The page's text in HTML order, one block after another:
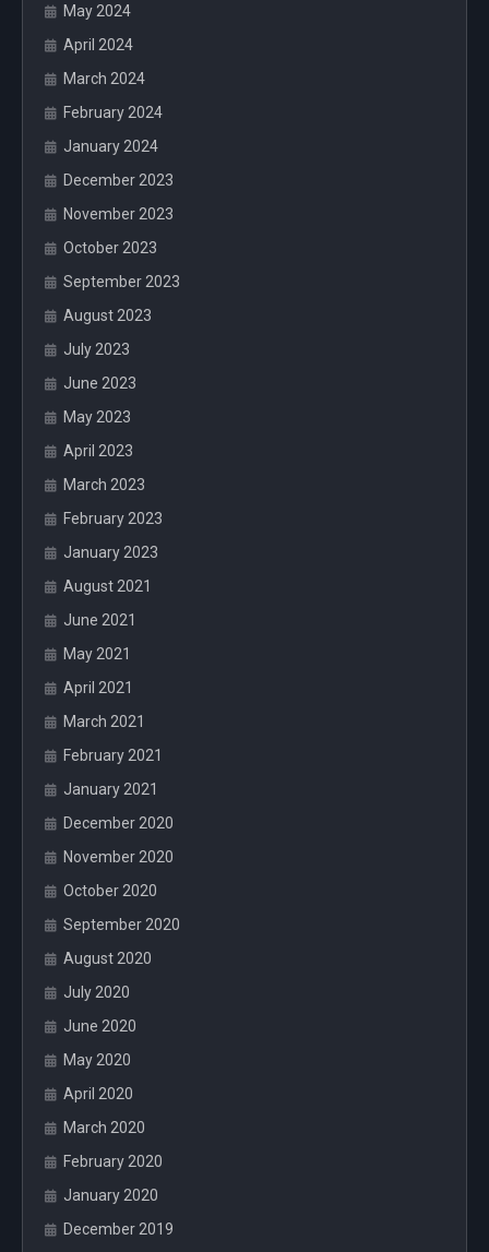
May 2024
April 2024
March 2024
February 2024
January 2024
December 2023
November 2023
October 2023
September 2023
August 2023
July 2023
June 2023
May 2023
April 2023
March 2023
February 2023
January 2023
August 2021
June 2021
May 2021
April 2021
March 2021
February 2021
January 2021
December 2020
November 2020
October 2020
September 2020
August 2020
July 2020
June 2020
May 2020
April 2020
March 2020
February 2020
January 2020
December 2019